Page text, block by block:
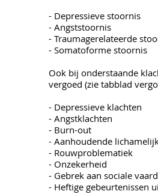
- Depressieve stoornis
- Angststoornis
- Traumagerelateerde
- Somatoforme stoornis
Ook bij onderstaande
vergoed (zie tabblad
- Depressieve klachten
- Angstklachten
- Burn-out
- Aanhoudende
- Rouwproblematiek
- Onzekerheid
- Gebrek aan sociale
- Heftige gebeurtenissen